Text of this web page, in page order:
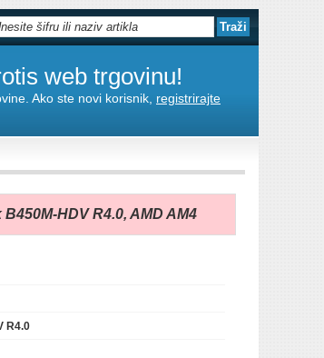
web trgovinu!
Ako ste novi korisnik, registrirajte
HDV R4.0, AMD AM4
R4.0